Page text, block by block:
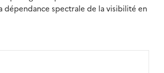
dépendance spectrale de la visibilité en